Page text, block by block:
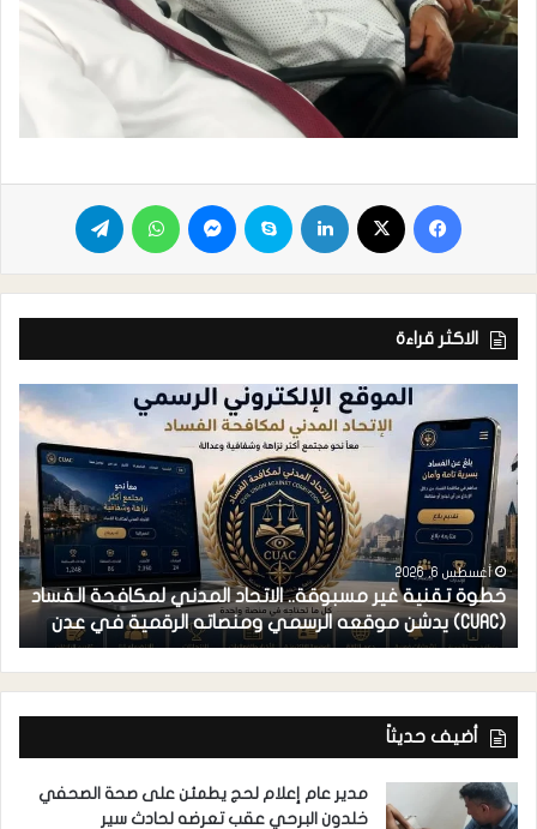
الاكثر قراءة
أغسطس 6, 2026
خطوة تقنية غير مسبوقة.. الاتحاد المدني لمكافحة الفساد
(CUAC) يدشن موقعه الرسمي ومنصاته الرقمية في عدن
أضيف حديثاً
مدير عام إعلام لحج يطمئن على صحة الصحفي
خلدون البرحي عقب تعرضه لحادث سير